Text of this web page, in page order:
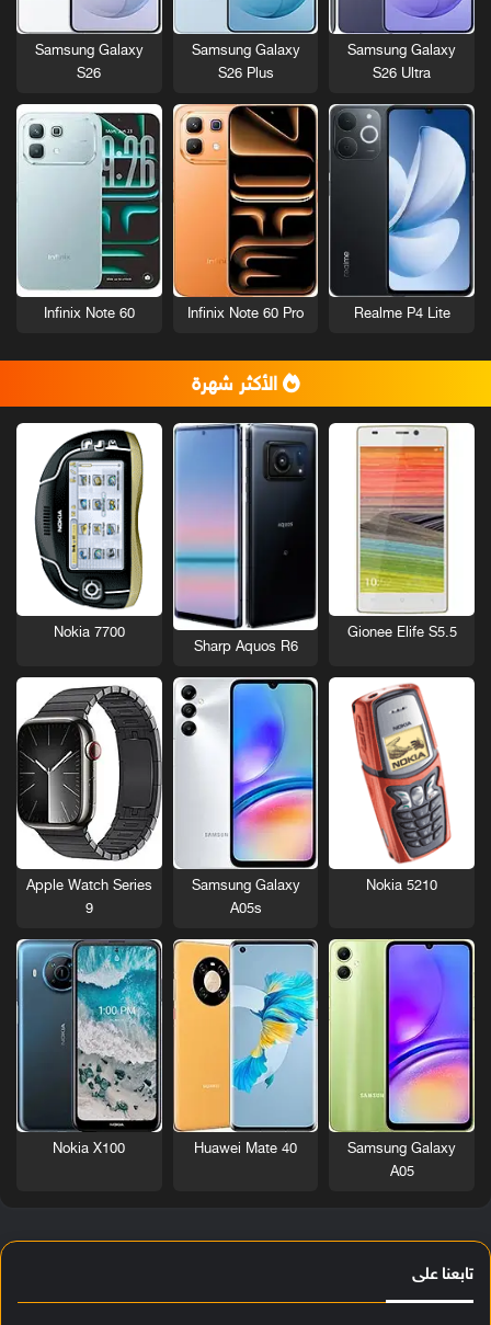
Samsung Galaxy
S26 Ultra
Samsung Galaxy
S26 Plus
Samsung Galaxy
S26
Realme P4 Lite
Infinix Note 60 Pro
Infinix Note 60
الأكثر شهرة
Gionee Elife S5.5
Sharp Aquos R6
Nokia 7700
Nokia 5210
Samsung Galaxy
A05s
Apple Watch Series
9
Samsung Galaxy
A05
Huawei Mate 40
Nokia X100
تابعنا على